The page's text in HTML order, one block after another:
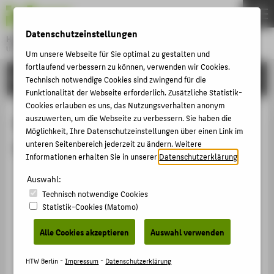
Hochschule für Technik und Wirtschaft Berlin
University of Applied Sciences
Menu
FORSCHUNG
Mitgliedschaften von Prof. Dr.-Ing.
habil. Birgit Müller
Kommission Innenraumlufthygiene (IRK)
01.02.2022 - 31.01.2025
Mitgliedschaft › Expertengruppe / Kommission ›
2022
Beirats Mitglied der BAM Umwelt
01.03.2016 - 31.03.2024
THEMEN
HOCHSCHULE
CAMPUS
STUDIUM
LEHRE
KARRIERE
INTERNATIONAL
INFORMATIONEN FÜR
Datenschutzeinstellungen
Um unsere Webseite für Sie optimal zu gestalten und
fortlaufend verbessern zu können, verwenden wir Cookies.
Technisch notwendige Cookies sind zwingend für die
Funktionalität der Webseite erforderlich. Zusätzliche Statistik-
Cookies erlauben es uns, das Nutzungsverhalten anonym
auszuwerten, um die Webseite zu verbessern. Sie haben die
Möglichkeit, Ihre Datenschutzeinstellungen über einen Link im
unteren Seitenbereich jederzeit zu ändern. Weitere
Informationen erhalten Sie in unsererDatenschutzerklärung
Auswahl:
Technisch notwendige Cookies
Statistik-Cookies (Matomo)
Alle Cookies akzeptieren Auswahl verwenden
HTW Berlin -Impressum- Datenschutzerklärung